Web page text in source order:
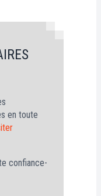
en toute
confiance-